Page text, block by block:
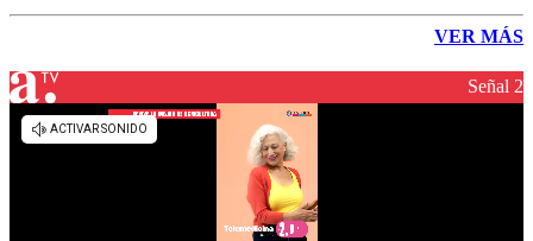
VER MÁS
Señal 2